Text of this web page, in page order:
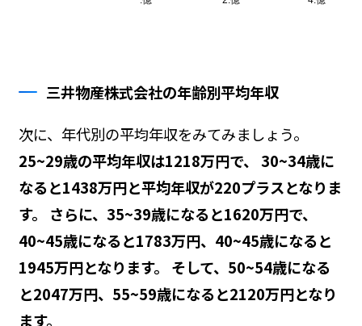
三井物産株式会社の年齢別平均年収
次に、年代別の平均年収をみてみましょう。
25~29歳の平均年収は1218万円で、 30~34歳に
なると1438万円と平均年収が220プラスとなりま
す。 さらに、35~39歳になると1620万円で、
40~45歳になると1783万円、40~45歳になると
1945万円となります。 そして、50~54歳になる
と2047万円、55~59歳になると2120万円となり
ます。